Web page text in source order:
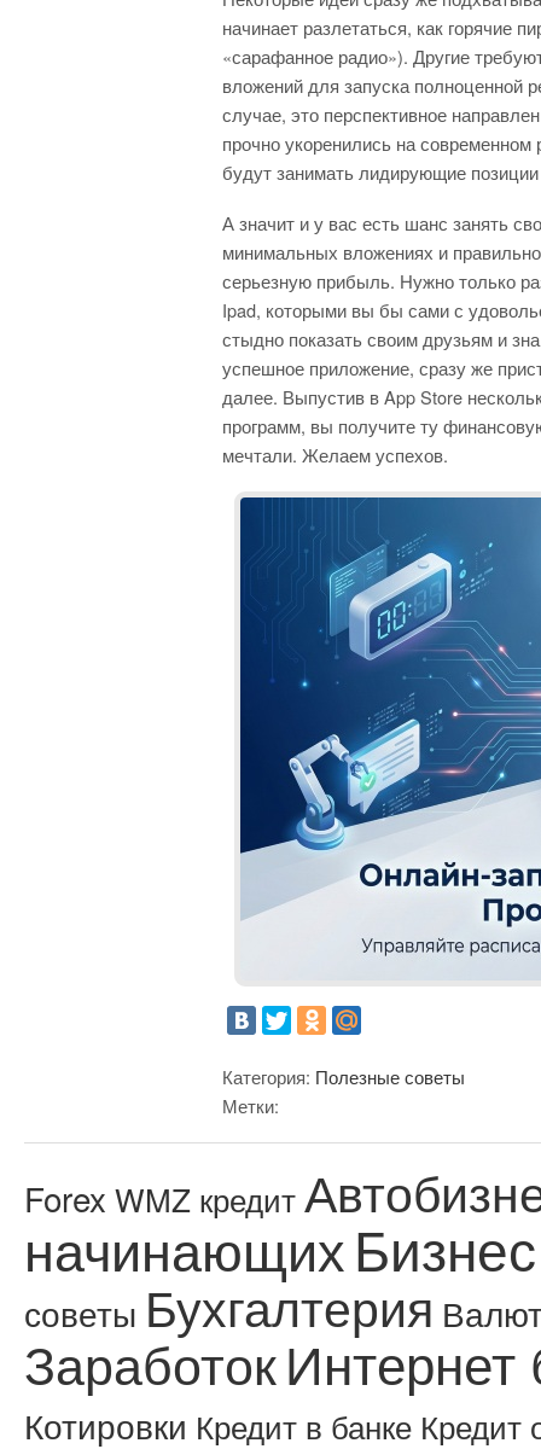
начинает разлетаться, как горячие
«сарафанное радио»). Другие
вложений для запуска полноценной
случае, это перспективное
прочно укоренились на
будут занимать лидирующие
А значит и у вас есть шанс занять
минимальных вложениях и
серьезную прибыль. Нужно только
Ipad, которыми вы бы сами с
стыдно показать своим друзьям и
успешное приложение, сразу же
далее. Выпустив в App Store
программ, вы получите ту
мечтали. Желаем успехов.
Категория: Полезные советы
Метки:
Forex WMZ кредит
начинающих
советы Бухгалтерия
ЗаработокИнтернет
Котировки Кредит в банке Кредит